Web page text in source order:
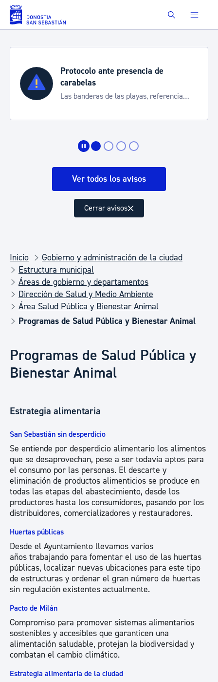
Saltar al contenido principal Buscar
Protocolo ante presencia de
carabelas
Las banderas de las playas, referencia
Ver todos los avisos
Cerrar avisos
Inicio
Gobierno y administración de la ciudad
Estructura municipal
Áreas de gobierno y departamentos
Dirección de Salud y Medio Ambiente
Área Salud Pública y Bienestar Animal
Programas de Salud Pública y Bienestar Animal
Programas de Salud Pública y
Bienestar Animal
Estrategia alimentaria
San Sebastián sin desperdicio
Se entiende por desperdicio alimentario los alimentos
que se desaprovechan, pese a ser todavía aptos para
el consumo por las personas. El descarte y
eliminación de productos alimenticios se produce en
todas las etapas del abastecimiento, desde los
productores hasta los consumidores, pasando por los
distribuidores, comercializadores y restauradores.
Huertas públicas
Desde el Ayuntamiento llevamos varios
años trabajando para fomentar el uso de las huertas
públicas, localizar nuevas ubicaciones para este tipo
de estructuras y ordenar el gran número de huertas
sin regulación existentes actualmente.
Pacto de Milán
Compromiso para promover sistemas alimentarios
sostenibles y accesibles que garanticen una
alimentación saludable, protejan la biodiversidad y
combatan el cambio climático.
Estrategia alimentaria de la ciudad